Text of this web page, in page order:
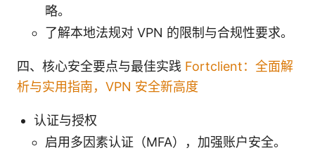
略。
了解本地法规对 VPN 的限制与合规性要求。
四、核心安全要点与最佳实践 Fortclient：全面解
析与实用指南，VPN 安全新高度
认证与授权
启用多因素认证（MFA），加强账户安全。